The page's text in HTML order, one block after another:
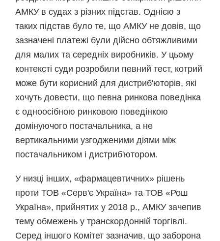
АМКУ в судах з різних підстав. Однією з
таких підстав було те, що АМКУ не довів, що
зазначені платежі були дійсно обтяжливими
для малих та середніх виробників. У цьому
контексті суди розробили певний тест, котрий
може бути корисний для дистриб'юторів, які
хочуть довести, що певна ринкова поведінка
є одноосібною ринковою поведінкою
домінуючого постачальника, а не
вертикальними узгодженими діями між
постачальником і дистриб'ютором.
У низці інших, «фармацевтичних» рішень
проти ТОВ «Серв'є Україна» та ТОВ «Рош
Україна», прийнятих у 2018 р., АМКУ зачепив
тему обмежень у транскордонній торгівлі.
Серед іншого Комітет зазначив, що заборона